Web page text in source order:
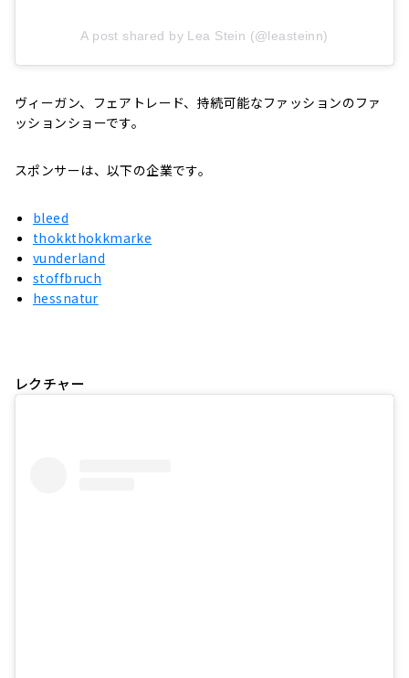
A post shared by Lea Stein (@leasteinn)
ヴィーガン、フェアトレード、持続可能なファッションのファ
ッションショーです。
スポンサーは、以下の企業です。
bleed
thokkthokkmarke
vunderland
stoffbruch
hessnatur
レクチャー